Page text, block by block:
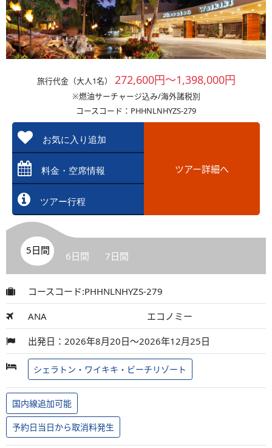
旅行代金（大人1名） 272,600円～1,398,000円
※燃油サーチャージ込み/海外諸税別
コースコード：PHHNLNHYZS-279
お気に入り追加
料金・空席情報
ツアー行程
ツアー詳細へ
5日間 6日間 7日間
コースコード:PHHNLNHYZS-279
ANA エコノミー
出発日：2026年8月20日～2026年12月25日
シェラトン・ワイキキ・ビーチリゾート
国内線追加可能
予約日当日から取消料発生